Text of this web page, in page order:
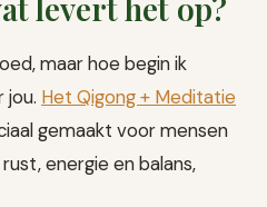
maar hoe begin ik
jou. Het Qigong + Meditatie
gemaakt voor mensen
energie en balans,